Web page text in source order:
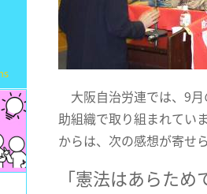
大阪自治労連では、9
助組織で取り組まれてい
からは、次の感想が寄せ
「憲法はあらため